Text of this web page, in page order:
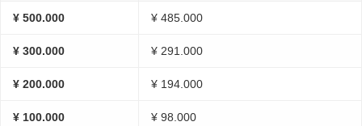
¥ 500.000 ¥ 485.000
¥ 300.000 ¥ 291.000
¥ 200.000 ¥ 194.000
¥ 100.000 ¥ 98.000